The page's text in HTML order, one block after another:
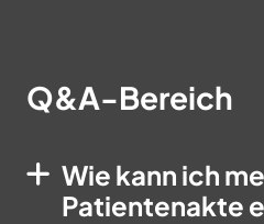
Q&A-Bereich
Wie kann ich
Patientenakte